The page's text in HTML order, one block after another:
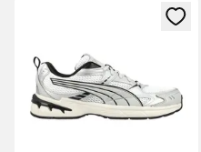
Opent een venster om in